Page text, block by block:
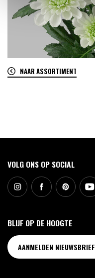
NAAR ASSORTIMENT
VOLG ONS OP SOCIAL
BLIJF OP DE HOOGTE
AANMELDEN NIEUWSBRIEF